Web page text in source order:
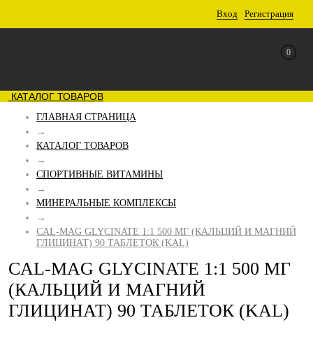
Вход Регистрация
0
КАТАЛОГ ТОВАРОВ
ГЛАВНАЯ СТРАНИЦА
→
КАТАЛОГ ТОВАРОВ
→
СПОРТИВНЫЕ ВИТАМИНЫ
→
МИНЕРАЛЬНЫЕ КОМПЛЕКСЫ
→
CAL-MAG GLYCINATE 1:1 500 МГ (КАЛЬЦИЙ И МАГНИЙ
ГЛИЦИНАТ) 90 ТАБЛЕТОК (KAL)
CAL-MAG GLYCINATE 1:1 500 МГ
(КАЛЬЦИЙ И МАГНИЙ
ГЛИЦИНАТ) 90 ТАБЛЕТОК (KAL)